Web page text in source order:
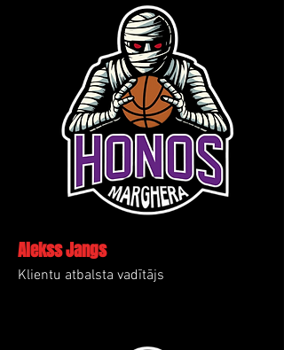
Alekss Jangs
Klientu atbalsta vadītājs